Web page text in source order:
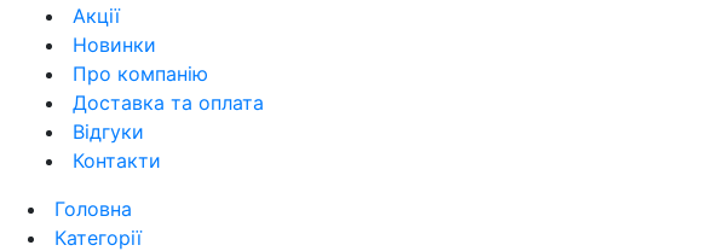
Акції
Новинки
Про компанію
Доставка та оплата
Відгуки
Контакти
Головна
Категорії